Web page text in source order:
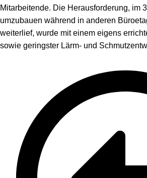
Mitarbeitende. Die Herausforderung, im
umzubauen während in anderen
weiterlief, wurde mit einem eigens
sowie geringster Lärm- und